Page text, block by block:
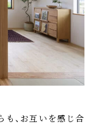
、お互いを感じ合